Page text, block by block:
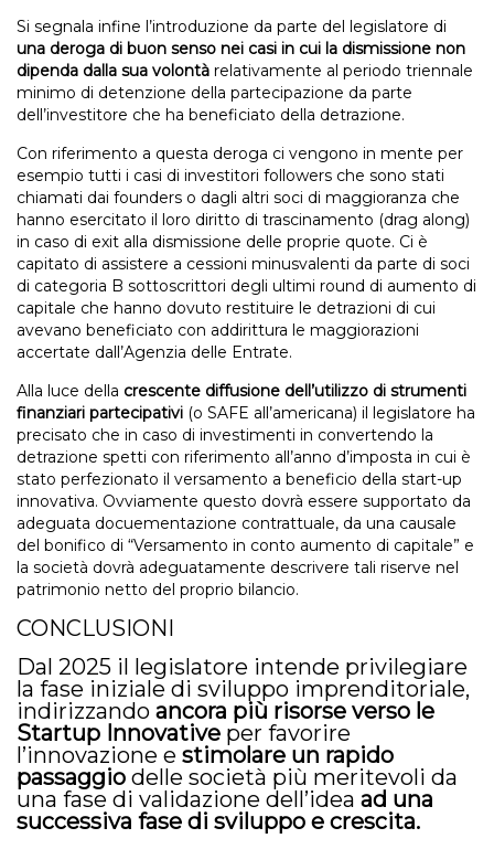
Si segnala infine l’introduzione da parte del legislatore di
una deroga di buon senso nei casi in cui la dismissione non
dipenda dalla sua volontà relativamente al periodo triennale
minimo di detenzione della partecipazione da parte
dell’investitore che ha beneficiato della detrazione.
Con riferimento a questa deroga ci vengono in mente per
esempio tutti i casi di investitori followers che sono stati
chiamati dai founders o dagli altri soci di maggioranza che
hanno esercitato il loro diritto di trascinamento (drag along)
in caso di exit alla dismissione delle proprie quote. Ci è
capitato di assistere a cessioni minusvalenti da parte di soci
di categoria B sottoscrittori degli ultimi round di aumento di
capitale che hanno dovuto restituire le detrazioni di cui
avevano beneficiato con addirittura le maggiorazioni
accertate dall’Agenzia delle Entrate.
Alla luce della crescente diffusione dell’utilizzo di strumenti
finanziari partecipativi (o SAFE all’americana) il legislatore ha
precisato che in caso di investimenti in convertendo la
detrazione spetti con riferimento all’anno d’imposta in cui è
stato perfezionato il versamento a beneficio della start-up
innovativa. Ovviamente questo dovrà essere supportato da
adeguata docuementazione contrattuale, da una causale
del bonifico di “Versamento in conto aumento di capitale” e
la società dovrà adeguatamente descrivere tali riserve nel
patrimonio netto del proprio bilancio.
CONCLUSIONI
Dal 2025 il legislatore intende privilegiare
la fase iniziale di sviluppo imprenditoriale,
indirizzando ancora più risorse verso le
Startup Innovative per favorire
l’innovazione e stimolare un rapido
passaggio delle società più meritevoli da
una fase di validazione dell’idea ad una
successiva fase di sviluppo e crescita.